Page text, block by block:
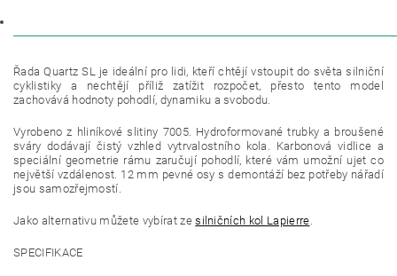
Řada Quartz SL je ideální pro lidi, kteří chtějí vstoupit do světa silniční
cyklistiky a nechtějí příliž zatížit rozpočet, přesto tento model
zachovává hodnoty pohodlí, dynamiku a svobodu.
Vyrobeno z hliníkové slitiny 7005. Hydroformované trubky a broušené
sváry dodávají čistý vzhled vytrvalostního kola. Karbonová vidlice a
speciální geometrie rámu zaručují pohodlí, které vám umožní ujet co
největší vzdálenost. 12 mm pevné osy s demontáží bez potřeby nářadí
jsou samozřejmostí.
Jako alternativu můžete vybírat zesilničních kol Lapierre.
SPECIFIKACE